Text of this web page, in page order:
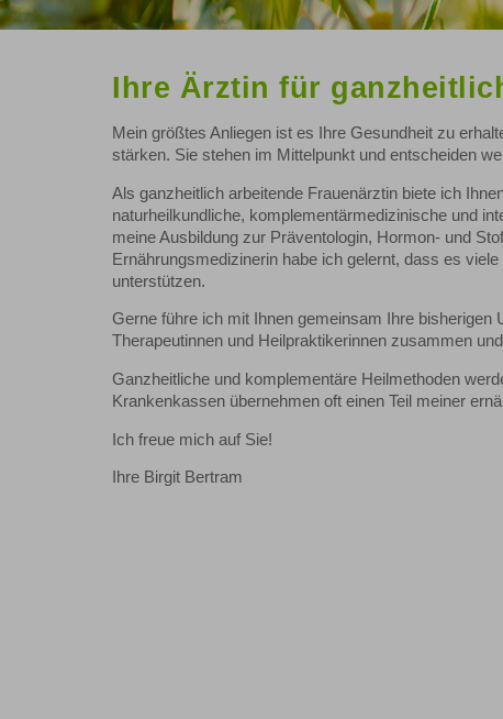
Ihre Ärztin für
Mein größtes Anliegen ist es Ihre Gesundheit zu
stärken. Sie stehen im Mittelpunkt und entscheiden
Als ganzheitlich arbeitende Frauenärztin biete ich
naturheilkundliche, komplementärmedizinische und
meine Ausbildung zur Präventologin, Hormon- und
Ernährungsmedizinerin habe ich gelernt, dass es
unterstützen.
Gerne führe ich mit Ihnen gemeinsam Ihre bisherigen
Therapeutinnen und Heilpraktikerinnen zusammen
Ganzheitliche und komplementäre Heilmethoden
Krankenkassen übernehmen oft einen Teil meiner
Ich freue mich auf Sie!
Ihre Birgit Bertram